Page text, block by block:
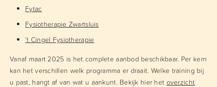
Fytac
Fysiotherapie Zwartsluis
’t Cingel Fysiotherapie
Vanaf maart 2025 is het complete aanbod beschikbaar. Per kern
kan het verschillen welk programma er draait. Welke training bij
u past, hangt af van wat u aankunt. Bekijk hier het overzicht